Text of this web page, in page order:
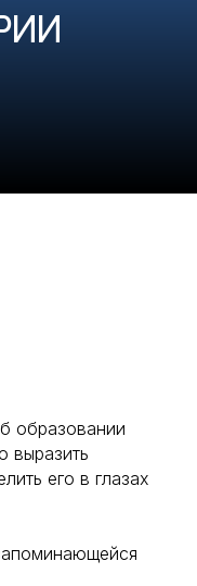
образовании
выразить
его в глазах